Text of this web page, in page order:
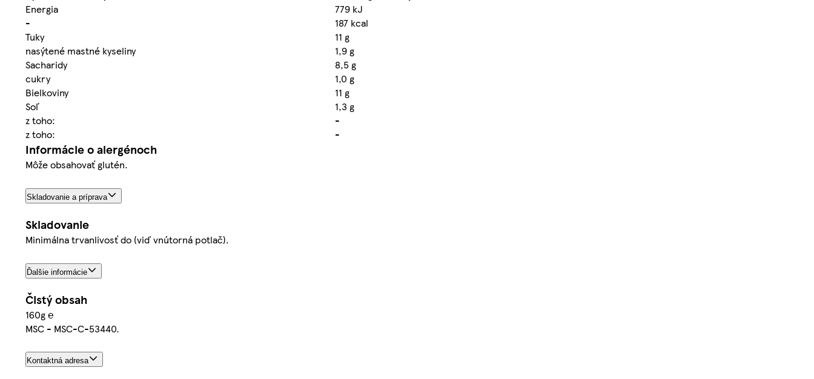
Energia
779 kJ
-
187 kcal
Tuky
11 g
nasýtené mastné kyseliny
1,9 g
Sacharidy
8,5 g
cukry
1,0 g
Bielkoviny
11 g
Soľ
1,3 g
z toho:
-
z toho:
-
Informácie o alergénoch
Môže obsahovať glutén.
Skladovanie a príprava
Skladovanie
Minimálna trvanlivosť do (viď vnútorná potlač).
Ďalšie informácie
Čistý obsah
160g ℮
MSC - MSC-C-53440.
Kontaktná adresa